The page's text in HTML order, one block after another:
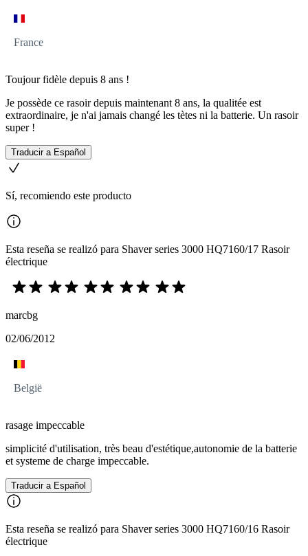
France
Toujour fidèle depuis 8 ans !
Je possède ce rasoir depuis maintenant 8 ans, la qualitée est
extraordinaire, je n'ai jamais changé les tètes ni la batterie. Un rasoir
super !
Traducir a Español
Sí, recomiendo este producto
Esta reseña se realizó para Shaver series 3000 HQ7160/17 Rasoir
électrique
marcbg
02/06/2012
België
rasage impeccable
simplicité d'utilisation, très beau d'estétique,autonomie de la batterie
et systeme de charge impeccable.
Traducir a Español
Esta reseña se realizó para Shaver series 3000 HQ7160/16 Rasoir
électrique